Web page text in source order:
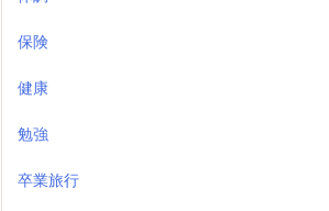
保険
健康
勉強
卒業旅行